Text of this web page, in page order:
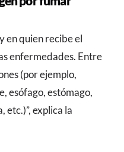
en quien recibe el
enfermedades. Entre
(por ejemplo,
esófago, estómago,
etc.)”, explica la